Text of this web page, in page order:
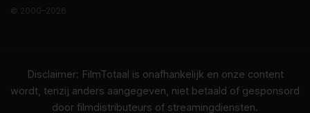
© 2000–2026
Disclaimer: FilmTotaal is onafhankelijk en onze content
wordt, tenzij anders aangegeven, niet betaald of gesponsord
door filmdistributeurs of streamingdiensten.